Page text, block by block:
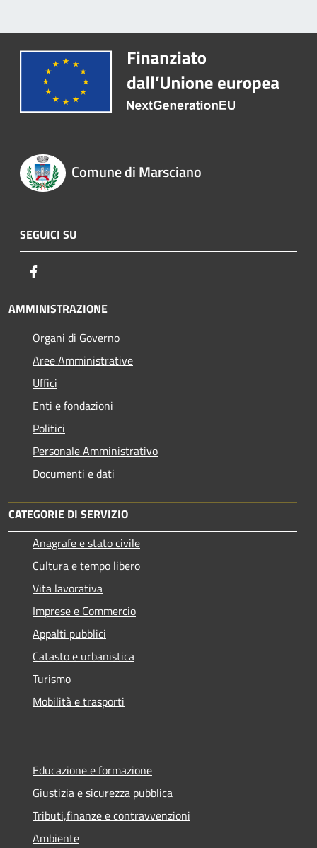
Comune di Marsciano
SEGUICI SU
AMMINISTRAZIONE
Organi di Governo
Aree Amministrative
Uffici
Enti e fondazioni
Politici
Personale Amministrativo
Documenti e dati
CATEGORIE DI SERVIZIO
Anagrafe e stato civile
Cultura e tempo libero
Vita lavorativa
Imprese e Commercio
Appalti pubblici
Catasto e urbanistica
Turismo
Mobilità e trasporti
Educazione e formazione
Giustizia e sicurezza pubblica
Tributi,finanze e contravvenzioni
Ambiente